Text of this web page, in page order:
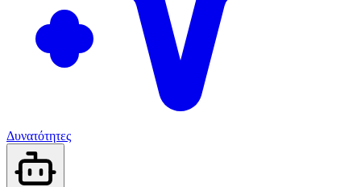
Δυνατότητες